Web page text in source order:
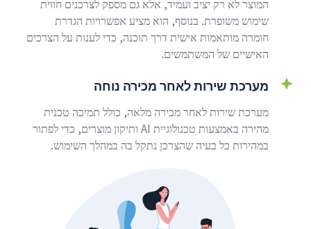
המוצר לא רק יציב ועמיד, אלא גם מספק לצרכנים חווית
שימוש משופרת. בנוסף, הוא מציע אפשרויות הגדרת
חומרה מותאמות אישית דרך תוכנה, כדי לענות על הצרכים
האישיים של המשתמשים.
מערכת שירות לאחר מכירה נוחה
מערכת שירות לאחר מכירה מלאה, כולל תמיכה טכנית
מהירה באמצעות טכנולוגיית AI ותיקון מוצרים, כדי לפתור
במהירות כל בעיה שהצרכן נתקל בה במהלך השימוש.